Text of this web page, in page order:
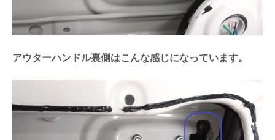
アウターハンドル裏側はこんな感じになっています。